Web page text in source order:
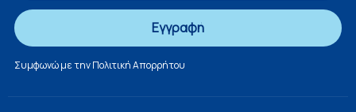
Συμφωνώ με τηνΠολιτική Απορρήτου